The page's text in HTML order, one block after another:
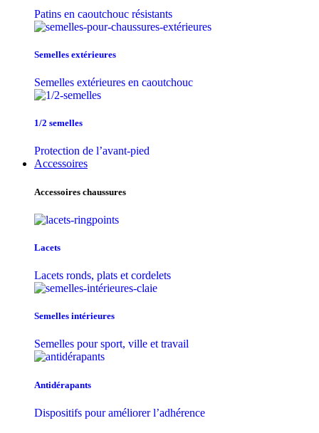
Patins en caoutchouc résistants
Semelles extérieures
Semelles extérieures en caoutchouc
1/2 semelles
Protection de l’avant-pied
Accessoires
Accessoires chaussures
Lacets
Lacets ronds, plats et cordelets
Semelles intérieures
Semelles pour sport, ville et travail
Antidérapants
Dispositifs pour améliorer l’adhérence